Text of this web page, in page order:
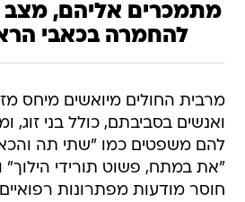
מתמכרים אליהם, מצב
להחמרה בכאבי
מרבית החולים מיואשים מיחס
ואנשים בסביבתם, כולל בני זוג,
להם משפטים כמו "שתי תה
"את במתח, פשוט תורידי הילוך"
חוסר מודעות מפתרונות